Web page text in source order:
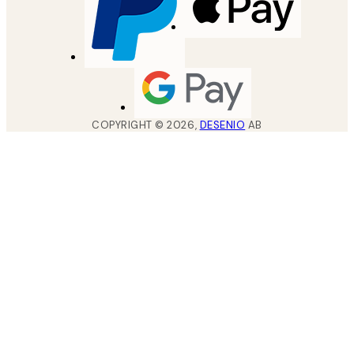
COPYRIGHT ©2026, DESENIO AB